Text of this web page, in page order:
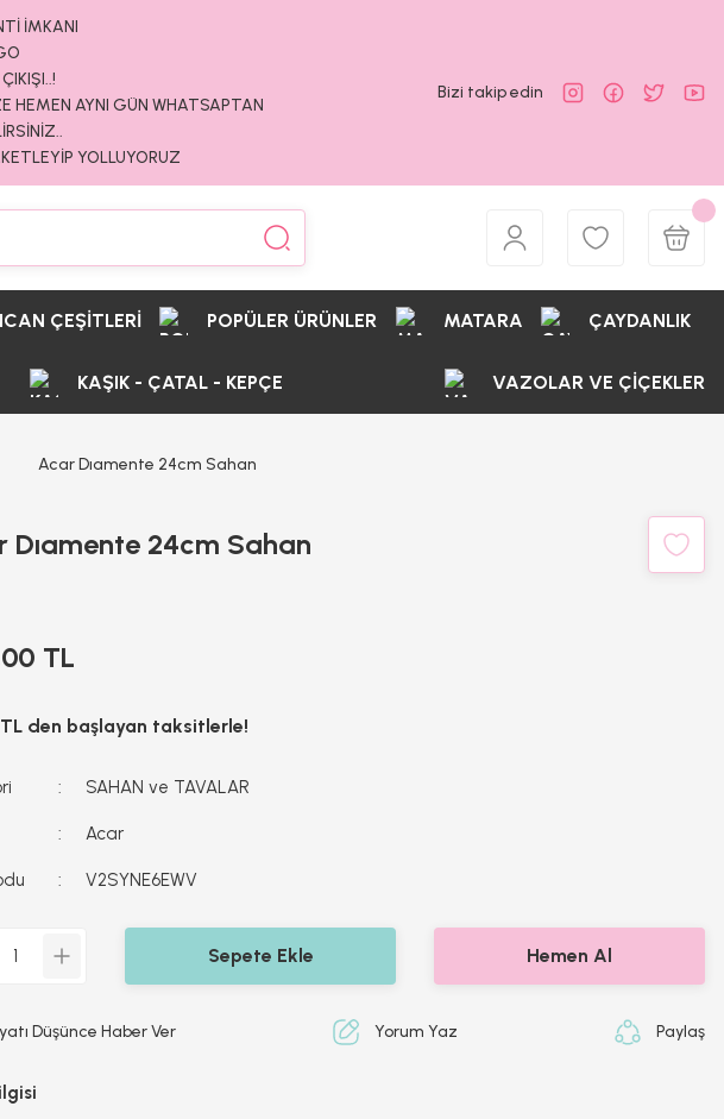
İMKANI
HEMEN AYNI GÜN WHATSAPTAN
YOLLUYORUZ
Bizi takip edin
ÇEŞİTLERİ POPÜLER ÜRÜNLER MATARA ÇAYDANLIK
KAŞIK - ÇATAL - KEPÇE VAZOLAR VE ÇİÇEKLER
Acar Dıamente 24cm Sahan
Dıamente 24cm Sahan
TL
den başlayan taksitlerle!
SAHAN ve TAVALAR
Acar
V2SYNE6EWV
Sepete Ekle Hemen Al
Düşünce Haber Ver Yorum Yaz Paylaş